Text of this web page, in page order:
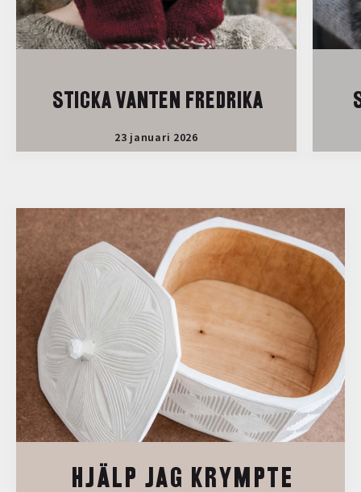
STICKA VANTEN FREDRIKA
23 januari 2026
HJÄLP JAG KRYMPTE